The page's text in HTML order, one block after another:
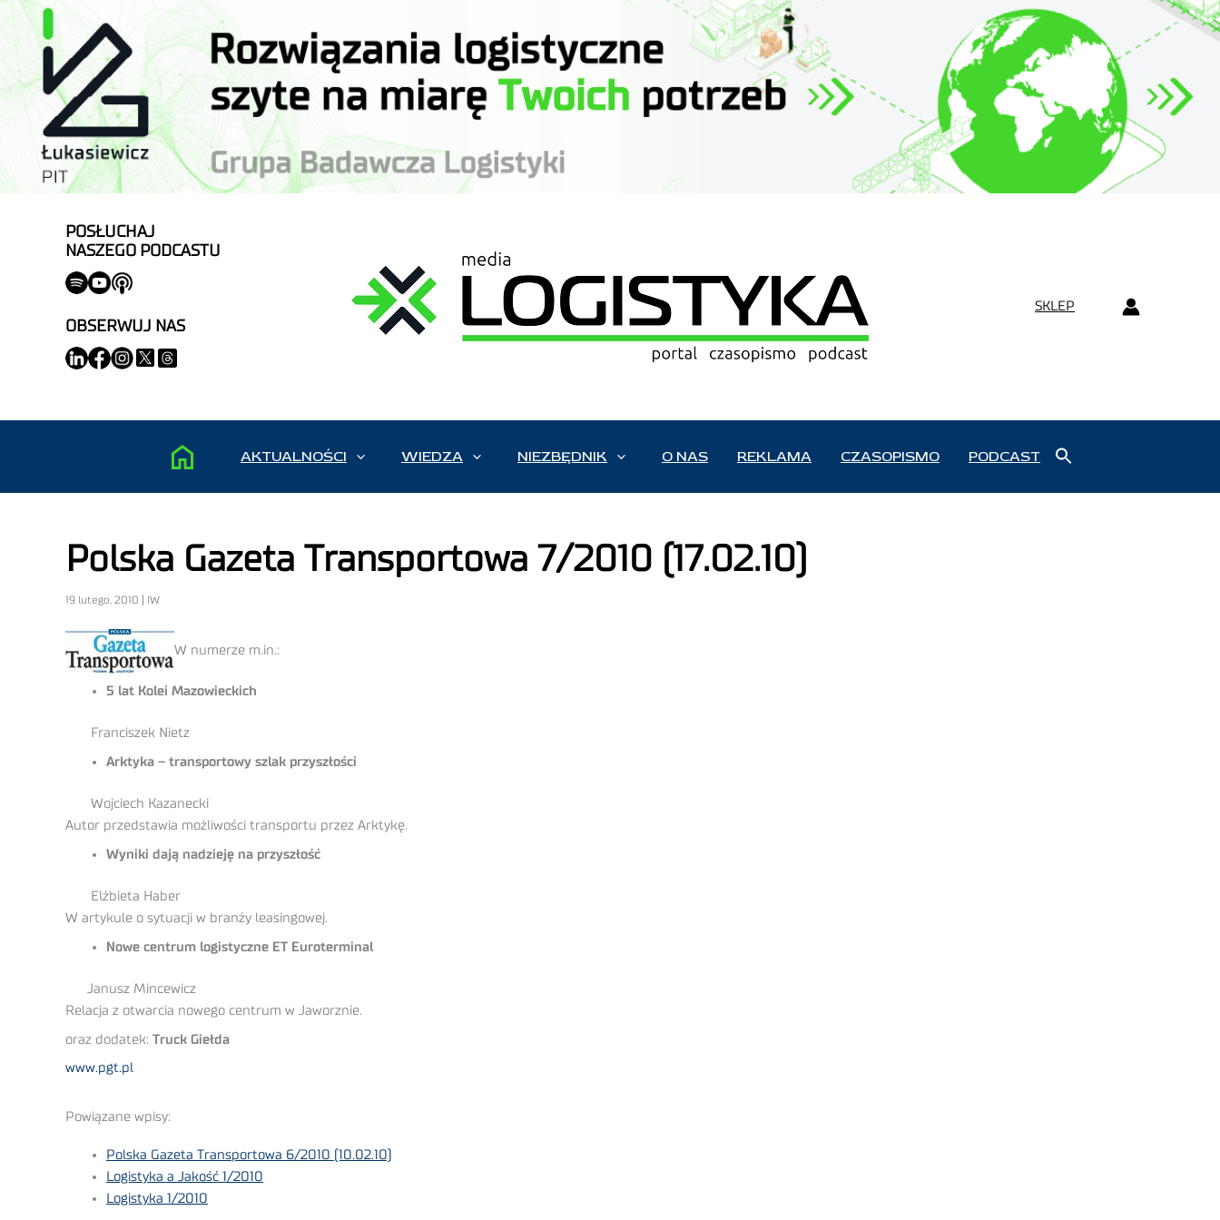
POSŁUCHAJ
NASZEGO PODCASTU
OBSERWUJ NAS
SKLEP
AKTUALNOŚCI WIEDZA NIEZBĘDNIK O NAS REKLAMA CZASOPISMO PODCAST
Polska Gazeta Transportowa 7/2010 (17.02.10)
19 lutego, 2010 | IW
W numerze m.in.:
5 lat Kolei Mazowieckich
Franciszek Nietz
Arktyka – transportowy szlak przyszłości
Wojciech Kazanecki
Autor przedstawia możliwości transportu przez Arktykę.
Wyniki dają nadzieję na przyszłość
Elżbieta Haber
W artykule o sytuacji w branży leasingowej.
Nowe centrum logistyczne ET Euroterminal
Janusz Mincewicz
Relacja z otwarcia nowego centrum w Jaworznie.
oraz dodatek: Truck Giełda
www.pgt.pl
Powiązane wpisy:
Polska Gazeta Transportowa 6/2010 (10.02.10)
Logistyka a Jakość 1/2010
Logistyka 1/2010